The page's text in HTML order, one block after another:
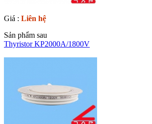
Giá : Liên hệ
Sản phẩm sau
Thyristor KP2000A/1800V